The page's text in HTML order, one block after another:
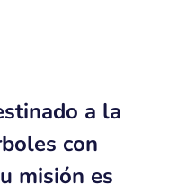
a la
con
misión es